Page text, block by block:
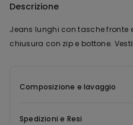
Descrizione
Jeans lunghi con tasche fronte
chiusura con zip e bottone.
Composizione e lavaggio
Spedizioni e Resi